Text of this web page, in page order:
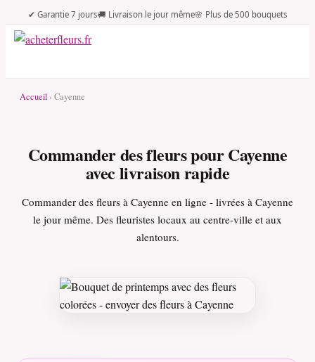
✔ Garantie 7 jours🚚 Livraison le jour même🌸 Plus de 500 bouquets
Accueil › Cayenne
Commander des fleurs pour Cayenne
avec livraison rapide
Commander des fleurs à Cayenne en ligne - livrées à Cayenne
le jour même. Des fleuristes locaux au centre-ville et aux
alentours.